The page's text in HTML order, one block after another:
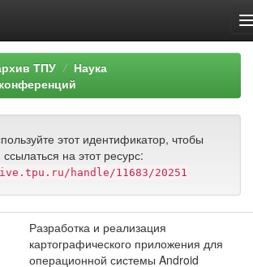
ТПУ
Наука
этот идентификатор, чтобы
на этот ресурс:
handle/11683/20251
Разработка и реализация
картографического приложения для
операционной системы Android